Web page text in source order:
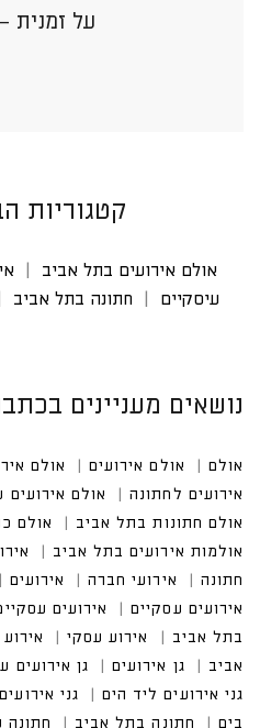
על זמנית
קטגוריות
אולם אירועים בתל אביב
עיסקיים
חתונה בתל אביב
נושאים מעניינים
אולם אולם אירועים אולם
רועים לחתונה
אולם אירועים על
אולם חתונות בתל אביב
אולם כנסים
אולמות אירועים בתל אביב
אירועים עסקיים במרכז